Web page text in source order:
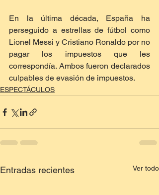
En la última década, España ha
perseguido a estrellas de fútbol como
Lionel Messi y Cristiano Ronaldo por no
pagar los impuestos que les
correspondía. Ambos fueron declarados
culpables de evasión de impuestos.
ESPECTÁCULOS
Entradas recientes Ver todo